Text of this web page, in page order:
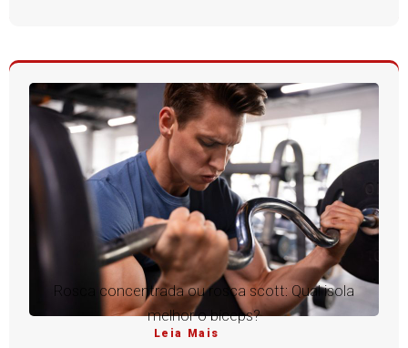
Rosca concentrada ou rosca scott: Qual isola
melhor o bíceps?
Leia Mais